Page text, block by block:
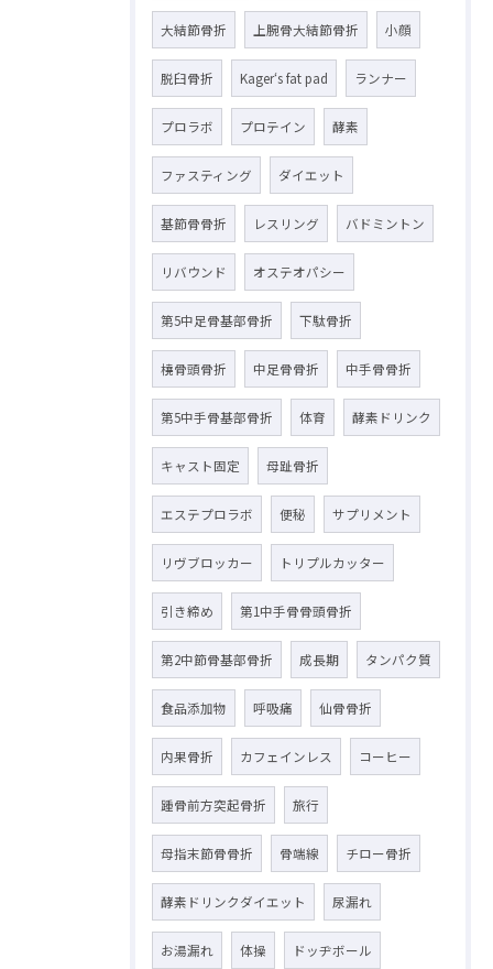
大結節骨折 上腕骨大結節骨折 小顔
脱臼骨折 Kager‘s fat pad ランナー
プロラボ プロテイン 酵素
ファスティング ダイエット
基節骨骨折 レスリング バドミントン
リバウンド オステオパシー
第5中足骨基部骨折 下駄骨折
橈骨頭骨折 中足骨骨折 中手骨骨折
第5中手骨基部骨折 体育 酵素ドリンク
キャスト固定 母趾骨折
エステプロラボ 便秘 サプリメント
リヴブロッカー トリプルカッター
引き締め 第1中手骨骨頭骨折
第2中節骨基部骨折 成長期 タンパク質
食品添加物 呼吸痛 仙骨骨折
内果骨折 カフェインレス コーヒー
踵骨前方突起骨折 旅行
母指末節骨骨折 骨端線 チロー骨折
酵素ドリンクダイエット 尿漏れ
お湯漏れ 体操 ドッヂボール